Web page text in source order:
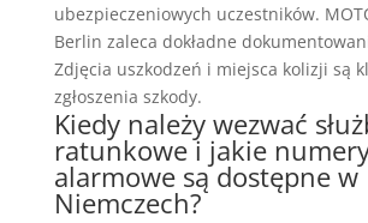
ubezpieczeniowych uczestników.
Berlin zaleca dokładne
Zdjęcia uszkodzeń i miejsca kolizji są
zgłoszenia szkody.
Kiedy należy wezwać
ratunkowe i jakie
alarmowe są dostępne w
Niemczech?